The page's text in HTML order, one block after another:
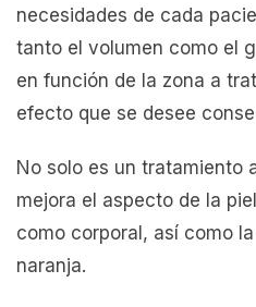
necesidades de cada
tanto el volumen como el
en función de la zona a
efecto que se desee
No solo es un tratamiento
mejora el aspecto de la
como corporal, así como
naranja.